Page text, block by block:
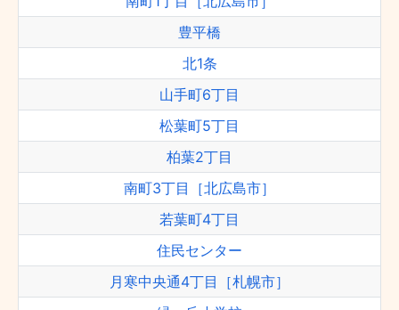
豊平橋
北1条
山手町6丁目
松葉町5丁目
柏葉2丁目
南町3丁目［北広島市］
若葉町4丁目
住民センター
月寒中央通4丁目［札幌市］